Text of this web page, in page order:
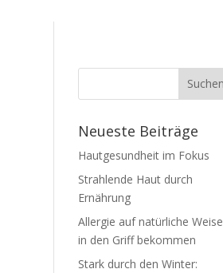
Neueste Beiträge
Hautgesundheit im Fokus
Strahlende Haut durch
Ernährung
Allergie auf natürliche Weise
in den Griff bekommen
Stark durch den Winter: